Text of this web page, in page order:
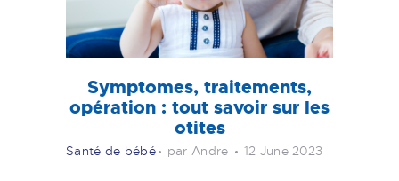
Symptomes, traitements,
opération : tout savoir sur les
otites
Santé de bébé par Andre 12 June 2023